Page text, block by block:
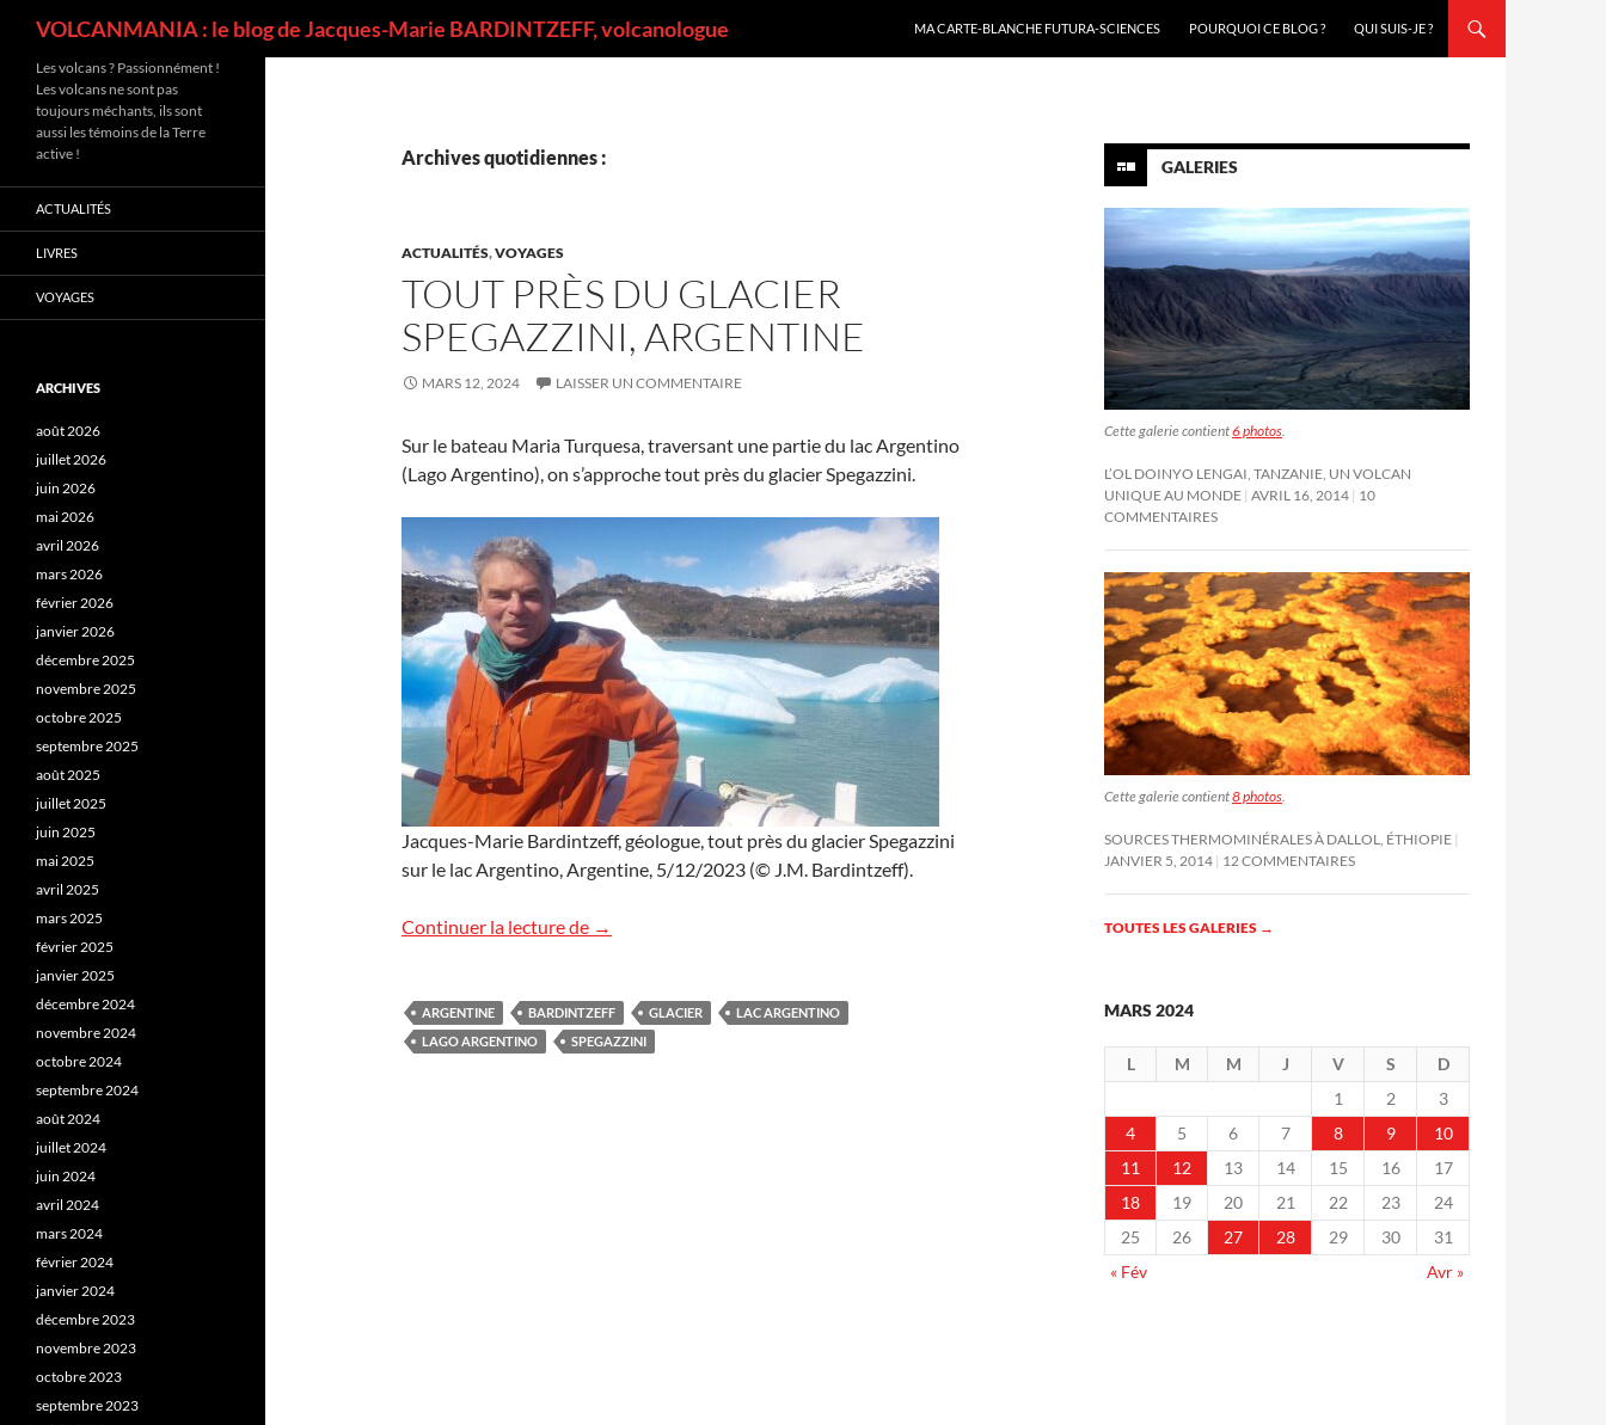
VOLCANMANIA : le blog de Jacques-Marie BARDINTZEFF, volcanologue
MA CARTE-BLANCHE FUTURA-SCIENCES
POURQUOI CE BLOG ? QUI SUIS-JE ?
Archives quotidiennes :
ACTUALITÉS,VOYAGES
TOUT PRÈS DU GLACIER
SPEGAZZINI, ARGENTINE
MARS 12, 2024 LAISSER UN COMMENTAIRE
Sur le bateau Maria Turquesa, traversant une partie du lac Argentino
(Lago Argentino), on s’approche tout près du glacier Spegazzini.
Jacques-Marie Bardintzeff, géologue, tout près du glacier Spegazzini
sur le lac Argentino, Argentine, 5/12/2023 (© J.M. Bardintzeff).
Continuer la lecture de Tout près du glacier Spegazzini, Argentine
→
ARGENTINE BARDINTZEFF GLACIER
LAC ARGENTINO
LAGO ARGENTINO
SPEGAZZINI
GALERIES
Cette galerie contient6 photos.
L’OL DOINYO LENGAI, TANZANIE, UN VOLCAN
UNIQUE AU MONDE AVRIL 16, 2014 10
COMMENTAIRES
Cette galerie contient8 photos
SOURCES THERMOMINÉRALES À DALLOL, ÉTHIOPIE
JANVIER 5, 2014 12 COMMENTAIRES
TOUTES LES GALERIES →
MARS 2024
L M M J V S
D
1
2
3
4
5 6 7 8 9
10
11
12 13 14 15 16
17
18
19 20 21 22 23
24
25
26 27 28 29 30
31
« Fév
Avr »
Les volcans ? Passionnément !
Les volcans ne sont pas
toujours méchants, ils sont
aussi les témoins de la Terre
active !
ACTUALITÉS
LIVRES
VOYAGES
ARCHIVES
août 2026
juillet 2026
juin 2026
mai 2026
avril 2026
mars 2026
février 2026
janvier 2026
décembre 2025
novembre 2025
octobre 2025
septembre 2025
août 2025
juillet 2025
juin 2025
mai 2025
avril 2025
mars 2025
février 2025
janvier 2025
décembre 2024
novembre 2024
octobre 2024
septembre 2024
août 2024
juillet 2024
juin 2024
avril 2024
mars 2024
février 2024
janvier 2024
décembre 2023
novembre 2023
octobre 2023
septembre 2023